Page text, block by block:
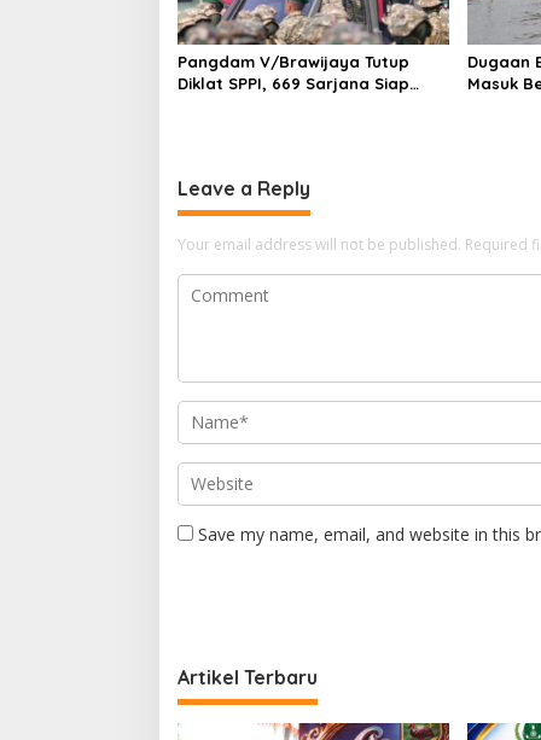
Pangdam V/Brawijaya Tutup
Diklat SPPI, 669 Sarjana Siap
Dugaan
Masuk
Leave a Reply
Your email address will not be published. Required
Save my name, email, and website in this
Artikel Terbaru